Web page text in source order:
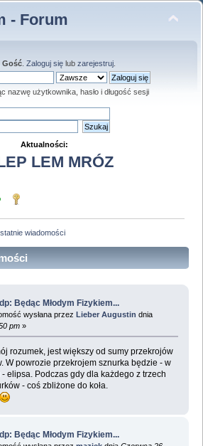
- Forum
Gość. Zaloguj sięlub zarejestruj.
nazwę użytkownika, hasło i długość sesji
Aktualności:
LEM MRÓZ
wiadomości
Będąc Młodym Fizykiem...
wysłana przezLieber Augustin dnia
pm»
rozumek, jest większy od sumy przekrojów
W powrozie przekrojem sznurka będzie - w
elipsa. Podczas gdy dla każdego z trzech
- coś zbliżone do koła.
Będąc Młodym Fizykiem...